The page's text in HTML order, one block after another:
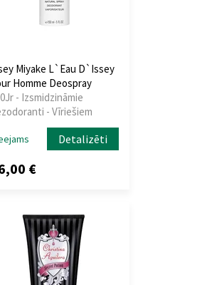
Miyake L`Eau D`Issey
Homme Deospray
- Izsmidzināmie
- Vīriešiem
Detalizēti
€